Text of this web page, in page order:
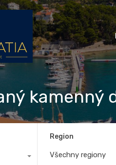
kamenný
Region
Všechny regiony